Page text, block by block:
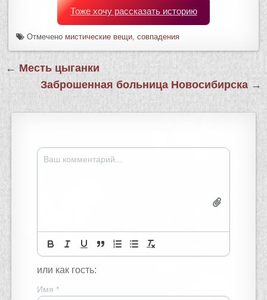
Тоже хочу рассказать историю
Отмечено мистические вещи,совпадения
Навигация
по
записям
← Месть цыганки
Заброшенная больница Новосибирска →
или как гость:
Имя *